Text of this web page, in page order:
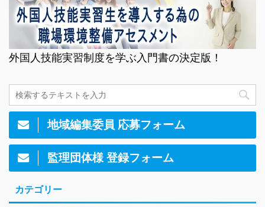
外国人技能実習制度を学ぶ入門書の決定版！
地域編集委員 応募フォーム
監理団体様 登録フォーム
カテゴリー